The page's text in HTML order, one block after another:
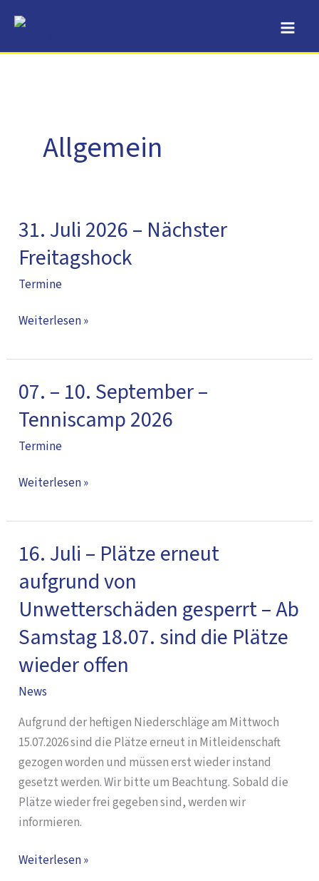
Inhalt
springen
Allgemein
31. Juli 2026 – Nächster
Freitagshock
Termine
31.
2026
–
Freitagshock
Weiterlesen »
07. – 10. September –
Tenniscamp 2026
Termine
07.
10.
September
Tenniscamp
Weiterlesen »
16. Juli – Plätze erneut
aufgrund von
Unwetterschäden gesperrt – Ab
Samstag 18.07. sind die Plätze
wieder offen
News
Aufgrund der heftigen Niederschläge am Mittwoch
15.07.2026 sind die Plätze erneut in Mitleidenschaft
gezogen worden und müssen erst wieder instand
gesetzt werden. Wir bitte um Beachtung. Sobald die
Plätze wieder frei gegeben sind, werden wir
informieren.
16.
–
Plätze
erneut
aufgrund
von
Unwetterschäden
–
Ab
Samstag
18.07.
sind
die
wieder
Weiterlesen »